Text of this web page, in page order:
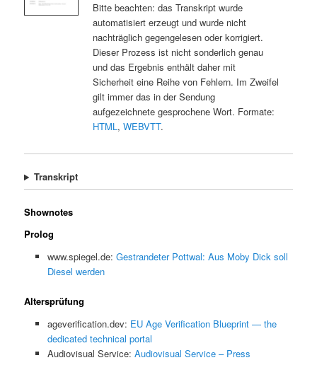
Bitte beachten: das Transkript wurde
automatisiert erzeugt und wurde nicht
nachträglich gegengelesen oder korrigiert.
Dieser Prozess ist nicht sonderlich genau
und das Ergebnis enthält daher mit
Sicherheit eine Reihe von Fehlern. Im Zweifel
gilt immer das in der Sendung
aufgezeichnete gesprochene Wort. Formate:
HTML, WEBVTT.
Transkript
Shownotes
Prolog
www.spiegel.de: Gestrandeter Pottwal: Aus Moby Dick soll
Diesel werden
Altersprüfung
ageverification.dev: EU Age Verification Blueprint — the
dedicated technical portal
Audiovisual Service: Audiovisual Service – Press